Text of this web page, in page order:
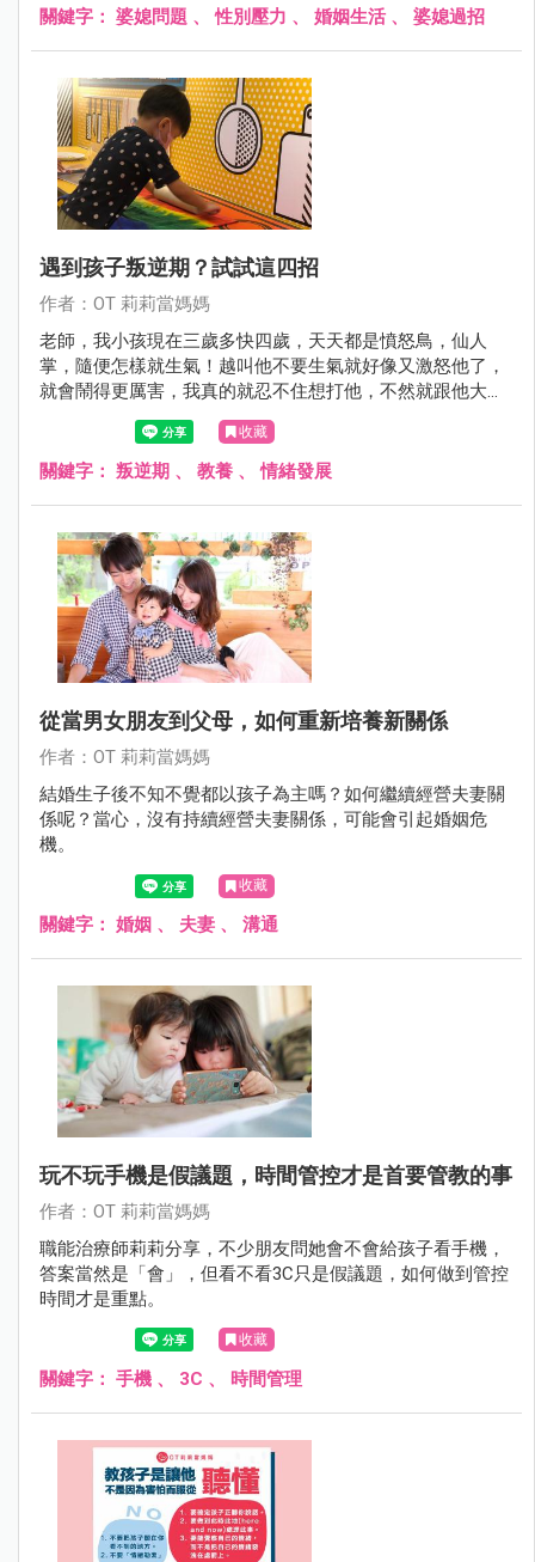
關鍵字： 婆媳問題 、性別壓力 、 婚姻生活、 婆媳過招
遇到孩子叛逆期？試試這四招
作者：OT 莉莉當媽媽
老師，我小孩現在三歲多快四歲，天天都是憤怒鳥，仙人
掌，隨便怎樣就生氣！越叫他不要生氣就好像又激怒他了，
就會鬧得更厲害，我真的就忍不住想打他，不然就跟他大小
聲，怎麼三歲就開始叛逆期啊！我老公則是很兇的兇回去，
我就看他們大小聲，也覺得這樣不是辦法，我的小孩怎麼現
在就這樣子了啊?
收藏
關鍵字： 叛逆期 、 教養 、情緒發展
從當男女朋友到父母，如何重新培養新關係
作者：OT 莉莉當媽媽
結婚生子後不知不覺都以孩子為主嗎？如何繼續經營夫妻關
係呢？當心，沒有持續經營夫妻關係，可能會引起婚姻危
機。
收藏
關鍵字： 婚姻 、 夫妻 、 溝通
玩不玩手機是假議題，時間管控才是首要管教的事
作者：OT 莉莉當媽媽
職能治療師莉莉分享，不少朋友問她會不會給孩子看手機，
答案當然是「會」，但看不看3C只是假議題，如何做到管控
時間才是重點。
收藏
關鍵字： 手機 、 3C 、 時間管理